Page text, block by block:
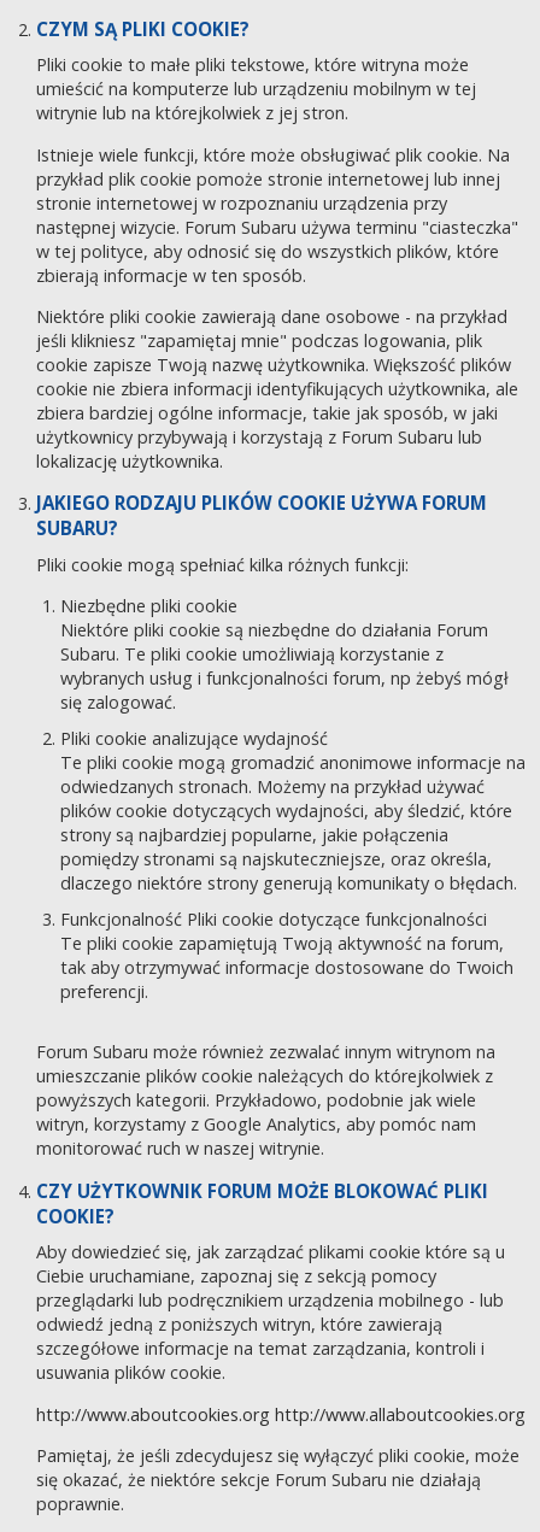
CZYM SĄ PLIKI COOKIE?
Pliki cookie to małe pliki tekstowe, które witryna może
umieścić na komputerze lub urządzeniu mobilnym w tej
witrynie lub na którejkolwiek z jej stron.
Istnieje wiele funkcji, które może obsługiwać plik cookie. Na
przykład plik cookie pomoże stronie internetowej lub innej
stronie internetowej w rozpoznaniu urządzenia przy
następnej wizycie. Forum Subaru używa terminu "ciasteczka"
w tej polityce, aby odnosić się do wszystkich plików, które
zbierają informacje w ten sposób.
Niektóre pliki cookie zawierają dane osobowe - na przykład
jeśli klikniesz "zapamiętaj mnie" podczas logowania, plik
cookie zapisze Twoją nazwę użytkownika. Większość plików
cookie nie zbiera informacji identyfikujących użytkownika, ale
zbiera bardziej ogólne informacje, takie jak sposób, w jaki
użytkownicy przybywają i korzystają z Forum Subaru lub
lokalizację użytkownika.
JAKIEGO RODZAJU PLIKÓW COOKIE UŻYWA FORUM
SUBARU?
Pliki cookie mogą spełniać kilka różnych funkcji:
Niezbędne pliki cookie
Niektóre pliki cookie są niezbędne do działania Forum
Subaru. Te pliki cookie umożliwiają korzystanie z
wybranych usług i funkcjonalności forum, np żebyś mógł
się zalogować.
Pliki cookie analizujące wydajność
Te pliki cookie mogą gromadzić anonimowe informacje na
odwiedzanych stronach. Możemy na przykład używać
plików cookie dotyczących wydajności, aby śledzić, które
strony są najbardziej popularne, jakie połączenia
pomiędzy stronami są najskuteczniejsze, oraz określa,
dlaczego niektóre strony generują komunikaty o błędach.
Funkcjonalność Pliki cookie dotyczące funkcjonalności
Te pliki cookie zapamiętują Twoją aktywność na forum,
tak aby otrzymywać informacje dostosowane do Twoich
preferencji.
Forum Subaru może również zezwalać innym witrynom na
umieszczanie plików cookie należących do którejkolwiek z
powyższych kategorii. Przykładowo, podobnie jak wiele
witryn, korzystamy z Google Analytics, aby pomóc nam
monitorować ruch w naszej witrynie.
CZY UŻYTKOWNIK FORUM MOŻE BLOKOWAĆ PLIKI
COOKIE?
Aby dowiedzieć się, jak zarządzać plikami cookie które są u
Ciebie uruchamiane, zapoznaj się z sekcją pomocy
przeglądarki lub podręcznikiem urządzenia mobilnego - lub
odwiedź jedną z poniższych witryn, które zawierają
szczegółowe informacje na temat zarządzania, kontroli i
usuwania plików cookie.
http://www.aboutcookies.org http://www.allaboutcookies.org
Pamiętaj, że jeśli zdecydujesz się wyłączyć pliki cookie, może
się okazać, że niektóre sekcje Forum Subaru nie działają
poprawnie.